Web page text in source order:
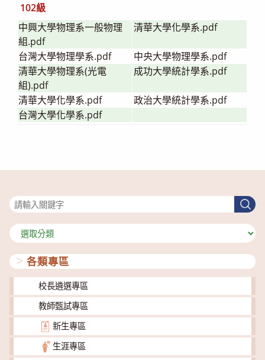
102級
中興大學物理系一般物理
組.pdf
清華大學化學系.pdf
台灣大學物理學系.pdf
中央大學物理學系.pdf
清華大學物理系(光電
組).pdf
成功大學統計學系.pdf
清華大學化學系.pdf
政治大學統計學系.pdf
台灣大學化學系.pdf
搜
尋
分
類
各類專區
校長遴選專區
教師甄試專區
新生專區
生涯專區